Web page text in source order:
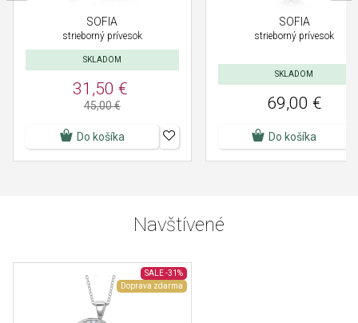
SOFIA
strieborný prívesok
SKLADOM
31,50 €
45,00 €
Do košíka
SOFIA
strieborný prívesok
SKLADOM
69,00 €
Do košíka
Navštívené
SALE -31%
Doprava zdarma